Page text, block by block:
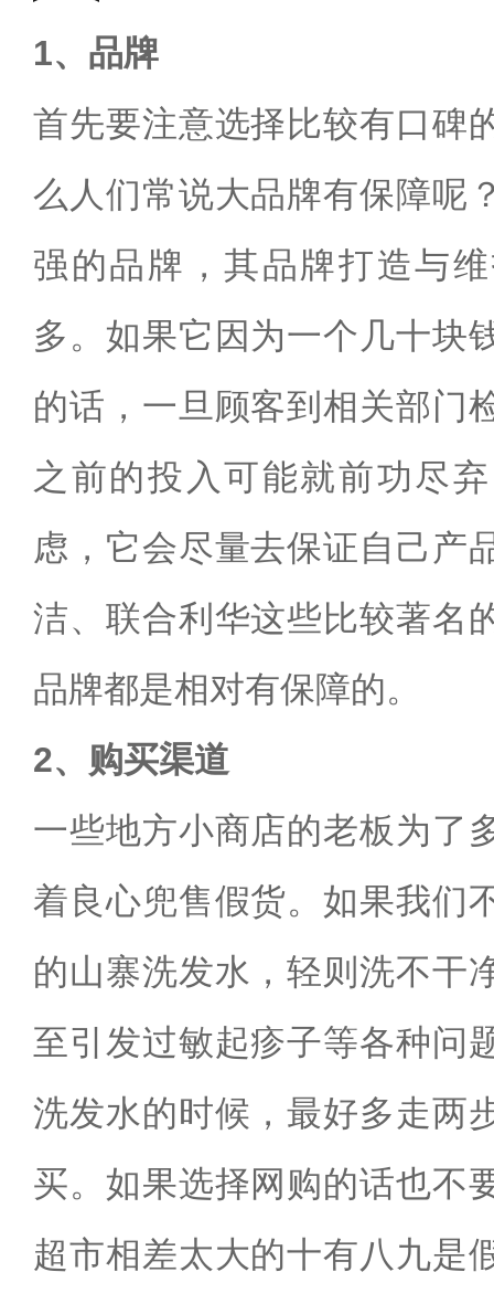
1、品牌
首先要注意选择比较有口碑
么人们常说大品牌有保障呢
强的品牌，其品牌打造与
多。如果它因为一个几十块
的话，一旦顾客到相关部门
之前的投入可能就前功尽
虑，它会尽量去保证自己产
洁、联合利华这些比较著名
品牌都是相对有保障的。
2、购买渠道
一些地方小商店的老板为了
着良心兜售假货。如果我们
的山寨洗发水，轻则洗不干
至引发过敏起疹子等各种问
洗发水的时候，最好多走两
买。如果选择网购的话也不
超市相差太大的十有八九是